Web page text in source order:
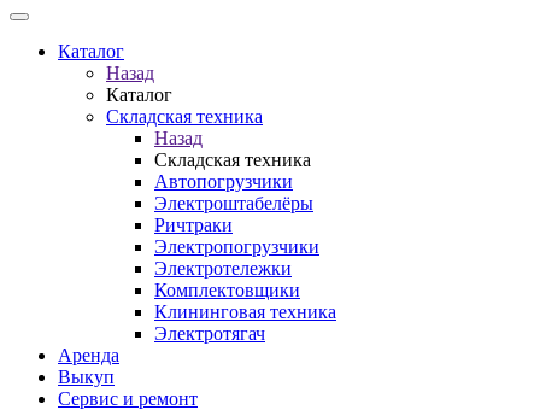
Каталог
Назад
Каталог
Складская техника
Назад
Складская техника
Автопогрузчики
Электроштабелёры
Ричтраки
Электропогрузчики
Электротележки
Комплектовщики
Клининговая техника
Электротягач
Аренда
Выкуп
Сервис и ремонт